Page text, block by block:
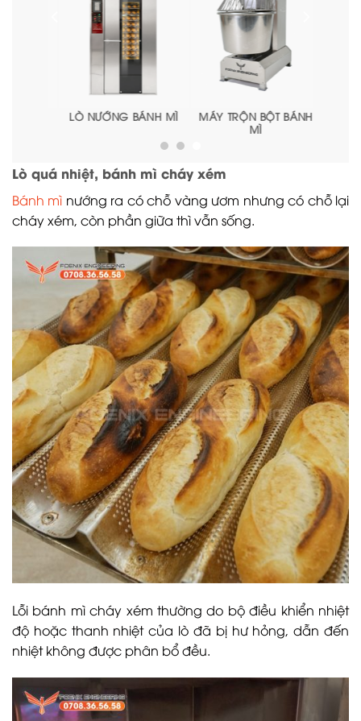
MÁY TRỘN BỘT BÁNH
MÁY CHIA BỘT
Lò quá nhiệt, bánh mì cháy xém
Bánh mì nướng ra có chỗ vàng ươm nhưng có chỗ lại
cháy xém, còn phần giữa thì vẫn sống.
Lỗi bánh mì cháy xém thường do bộ điều khiển nhiệt
độ hoặc thanh nhiệt của lò đã bị hư hỏng, dẫn đến
nhiệt không được phân bổ đều.